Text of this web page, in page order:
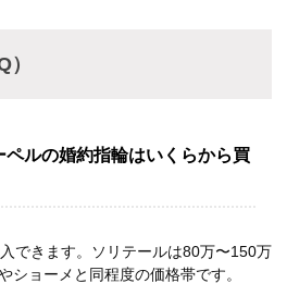
ペルの婚約指輪はいくらから買
できます。ソリテールは80万〜150万
ショーメと同程度の価格帯です。